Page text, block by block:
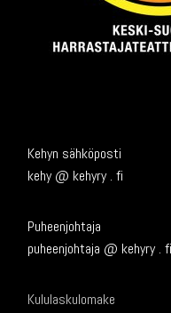
Kehyn sähköposti
kehy @ kehyry . fi
Puheenjohtaja
puheenjohtaja @ kehyry . fi
Kululaskulomake